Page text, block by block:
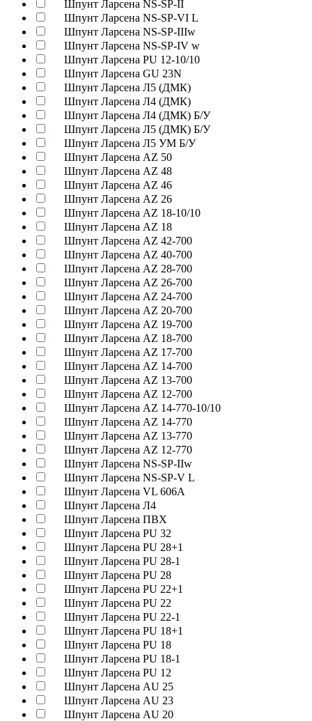
Шпунт Ларсена NS-SP-II
Шпунт Ларсена NS-SP-VI L
Шпунт Ларсена NS-SP-IIIw
Шпунт Ларсена NS-SP-IV w
Шпунт Ларсена PU 12-10/10
Шпунт Ларсена GU 23N
Шпунт Ларсена Л5 (ДМК)
Шпунт Ларсена Л4 (ДМК)
Шпунт Ларсена Л4 (ДМК) Б/У
Шпунт Ларсена Л5 (ДМК) Б/У
Шпунт Ларсена Л5 УМ Б/У
Шпунт Ларсена AZ 50
Шпунт Ларсена AZ 48
Шпунт Ларсена AZ 46
Шпунт Ларсена AZ 26
Шпунт Ларсена AZ 18-10/10
Шпунт Ларсена AZ 18
Шпунт Ларсена AZ 42-700
Шпунт Ларсена AZ 40-700
Шпунт Ларсена AZ 28-700
Шпунт Ларсена AZ 26-700
Шпунт Ларсена AZ 24-700
Шпунт Ларсена AZ 20-700
Шпунт Ларсена AZ 19-700
Шпунт Ларсена AZ 18-700
Шпунт Ларсена AZ 17-700
Шпунт Ларсена AZ 14-700
Шпунт Ларсена AZ 13-700
Шпунт Ларсена AZ 12-700
Шпунт Ларсена AZ 14-770-10/10
Шпунт Ларсена AZ 14-770
Шпунт Ларсена AZ 13-770
Шпунт Ларсена AZ 12-770
Шпунт Ларсена NS-SP-IIw
Шпунт Ларсена NS-SP-V L
Шпунт Ларсена VL 606A
Шпунт Ларсена Л4
Шпунт Ларсена ПВХ
Шпунт Ларсена PU 32
Шпунт Ларсена PU 28+1
Шпунт Ларсена PU 28-1
Шпунт Ларсена PU 28
Шпунт Ларсена PU 22+1
Шпунт Ларсена PU 22
Шпунт Ларсена PU 22-1
Шпунт Ларсена PU 18+1
Шпунт Ларсена PU 18
Шпунт Ларсена PU 18-1
Шпунт Ларсена PU 12
Шпунт Ларсена AU 25
Шпунт Ларсена AU 23
Шпунт Ларсена AU 20